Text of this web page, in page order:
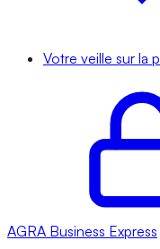
Votre veille sur la
AGRA Business Express